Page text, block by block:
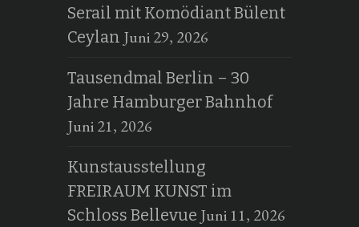
Serail mit Komödiant Bülent
Ceylan Juni 29, 2026
Tausendmal Berlin – 30
Jahre Hamburger Bahnhof
Juni 21, 2026
Kunstausstellung
FREIRAUM KUNST im
Schloss Bellevue Juni 11, 2026